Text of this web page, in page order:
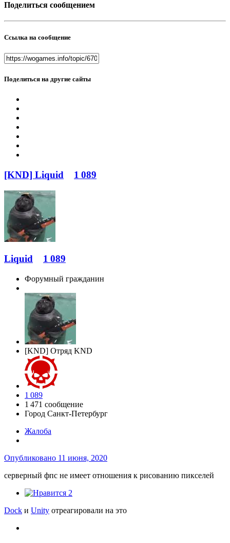
Поделиться сообщением
Ссылка на сообщение
Поделиться на другие сайты
[KND] Liquid 1 089
Liquid 1 089
Форумный гражданин
[KND] Отряд KND
1 089
1 471 сообщение
Город Санкт-Петербург
Жалоба
Опубликовано 11 июня, 2020
серверный фпс не имеет отношения к рисованию пикселей
2
Dock и Unity отреагировали на это